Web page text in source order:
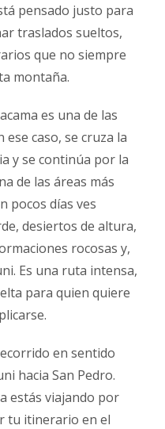
pensado justo para
traslados sueltos,
que no siempre
montaña.
es una de las
caso, se cruza la
y se continúa por la
de las áreas más
pocos días ves
desiertos de altura,
rocosas y,
Es una ruta intensa,
para quien quiere
en sentido
hacia San Pedro.
estás viajando por
tu itinerario en el